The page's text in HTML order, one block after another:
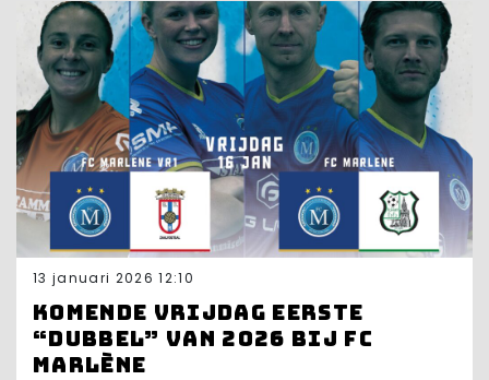
13 januari 2026 12:10
Komende vrijdag eerste
“dubbel” van 2026 bij FC
Marlène